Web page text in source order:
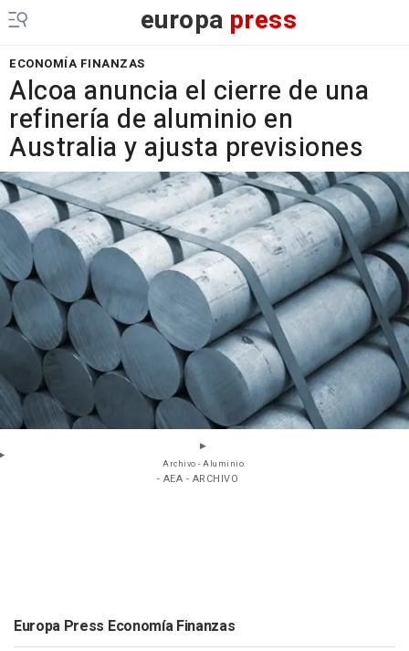
europa press
ECONOMÍA FINANZAS
Alcoa anuncia el cierre de una
refinería de aluminio en
Australia y ajusta previsiones
Archivo - Aluminio.
- AEA - ARCHIVO
Europa Press Economía Finanzas